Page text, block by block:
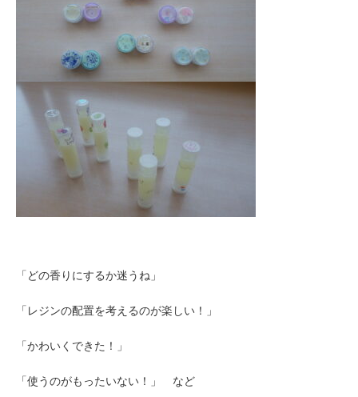
「どの香りにするか迷うね」
「レジンの配置を考えるのが楽しい！」
「かわいくできた！」
「使うのがもったいない！」 など